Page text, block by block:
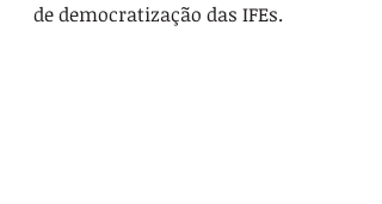
de democratização das IFEs.